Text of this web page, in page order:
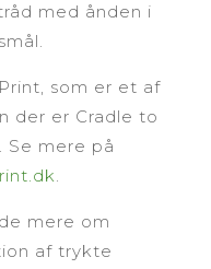
med ånden i
som er et af
der er Cradle to
Se mere på
.
mere om
af trykte